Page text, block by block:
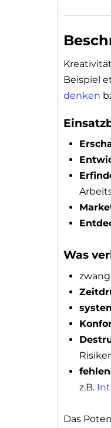
Beispiel
denken
Was
z.B.
Das